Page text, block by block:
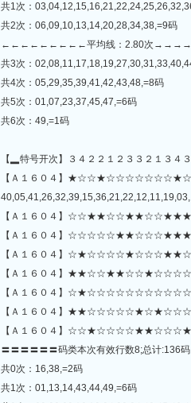
共1次：
共2次：06,09,10,13,14,20,28,34,38,=9码
←←←←←←←←←平均线：2.80次
共3次：
共4次：05,29,35,39,41,42,43,48,=8码
共5次：01,07,23,37,45,47,=6码
共6次：49,=1码
【▂特号开次】３４２２１２３３２１３４
【Ａ１６０４】
【Ａ１６０４】
【Ａ１６０４】
【Ａ１６０４】
【Ａ１６０４】
【Ａ１６０４】
【Ａ１６０４】
【Ａ１６０４】
〓〓〓〓〓〓码类本次有效行数8;总计:136
共0次：16,38,=2码
共1次：01,13,14,43,44,49,=6码